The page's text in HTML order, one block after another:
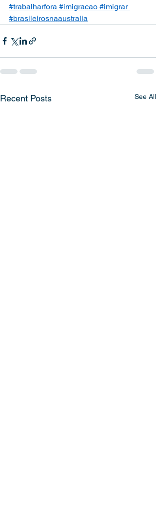
#trabalharfora #imigracao #imigrar
#brasileirosnaaustralia
Recent Posts See All